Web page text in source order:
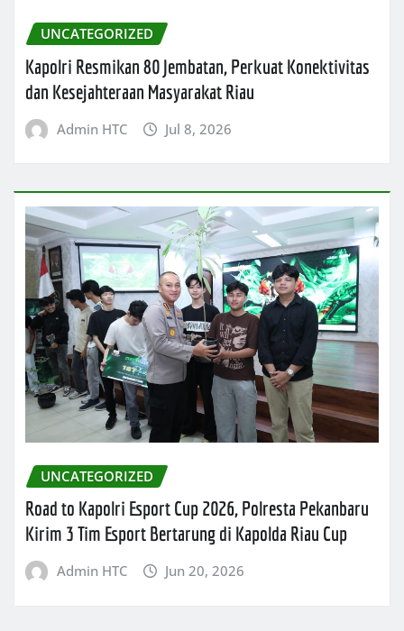
UNCATEGORIZED
Kapolri Resmikan 80 Jembatan, Perkuat Konektivitas
dan Kesejahteraan Masyarakat Riau
Admin HTC Jul 8, 2026
UNCATEGORIZED
Road to Kapolri Esport Cup 2026, Polresta Pekanbaru
Kirim 3 Tim Esport Bertarung di Kapolda Riau Cup
Admin HTC Jun 20, 2026